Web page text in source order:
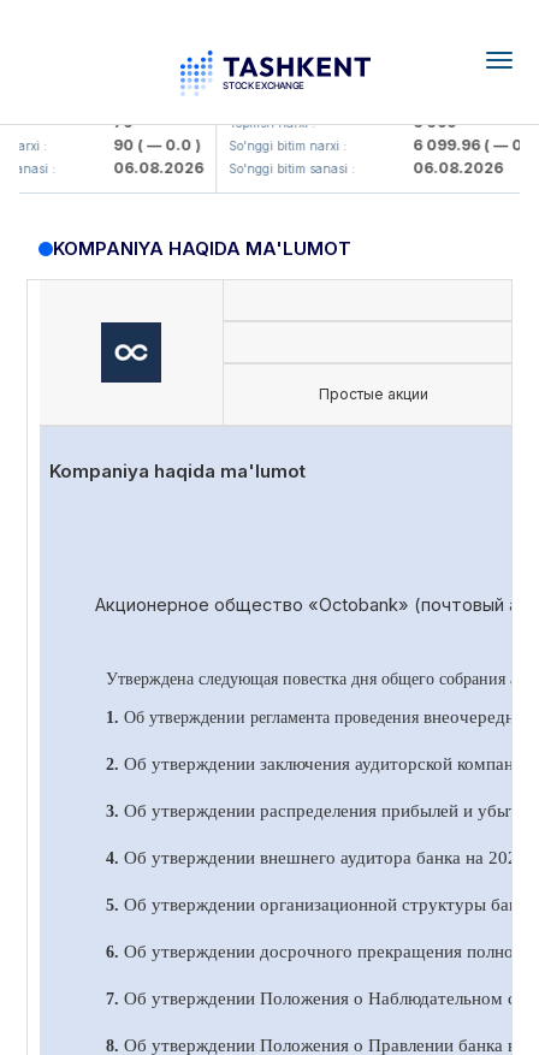
79
: 90( — 0.0 )
: 06.08.2026
UZMK (<O'zmetkombinat> AJ)
Yopilish narxi : 6 099
So'nggi bitim narxi : 6 099.96( — 0.0 )
So'nggi bitim sanasi : 06.08.2026
KOMPANIYA HAQIDA MA'LUMOT
Простые акции
Kompaniya haqida ma'lumot
Акционерное общество «Octobank» (почтовый
Утверждена следующая повестка дня общего собрания
1. Об утверждении регламента проведения
2. Об утверждении заключения аудиторской
3. Об утверждении распределения прибылей и
4. Об утверждении внешнего аудитора банка на 202
5. Об утверждении организационной структуры
6. Об утверждении досрочного прекращения
7. Об утверждении Положения о Наблюдательном
8. Об утверждении Положения о Правлении банка в